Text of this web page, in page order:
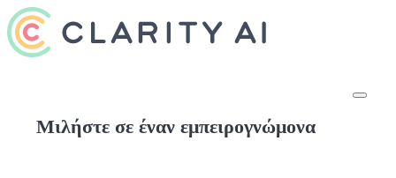
Μιλήστε σε έναν εμπειρογνώμονα